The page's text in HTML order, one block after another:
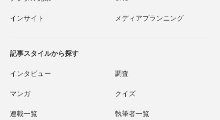
インサイト メディアプランニング
記事スタイルから探す
インタビュー 調査
マンガ クイズ
連載一覧 執筆者一覧